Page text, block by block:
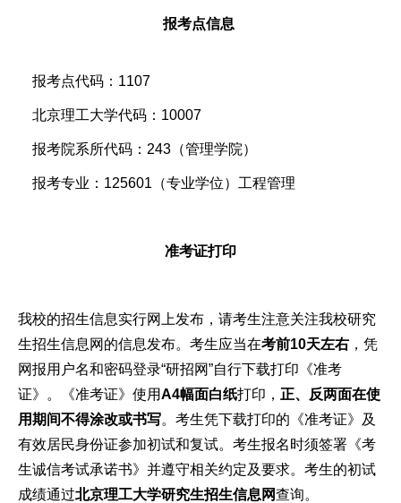
报考点信息
报考点代码：1107
北京理工大学代码：10007
报考院系所代码：243（管理学院）
报考专业：125601（专业学位）工程管理
准考证打印
我校的招生信息实行网上发布，请考生注意关注我校研究
生招生信息网的信息发布。考生应当在考前10天左右，凭
网报用户名和密码登录“研招网”自行下载打印《准考
证》。《准考证》使用A4幅面白纸打印， 正、反两面在使
用期间不得涂改或书写。考生凭下载打印的《准考证》及
有效居民身份证参加初试和复试。考生报名时须签署《考
生诚信考试承诺书》并遵守相关约定及要求。考生的初试
成绩通过北京理工大学研究生招生信息网查询。